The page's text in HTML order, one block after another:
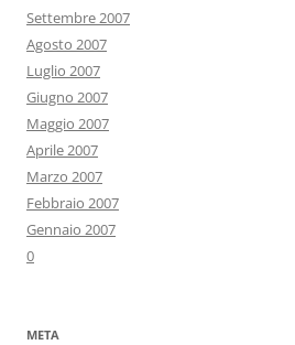
Settembre 2007
Agosto 2007
Luglio 2007
Giugno 2007
Maggio 2007
Aprile 2007
Marzo 2007
Febbraio 2007
Gennaio 2007
0
META